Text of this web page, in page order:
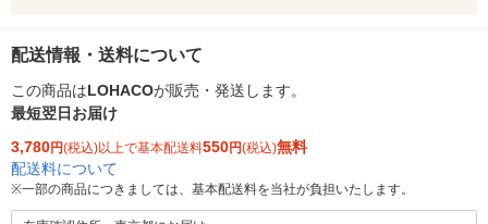
配送情報・送料について
この商品はLOHACOが販売・発送します。
最短翌日お届け
3,780円(税込)以上で基本配送料550円(税込)無料
配送料について
※一部の商品につきましては、基本配送料を当社が負担いたします。